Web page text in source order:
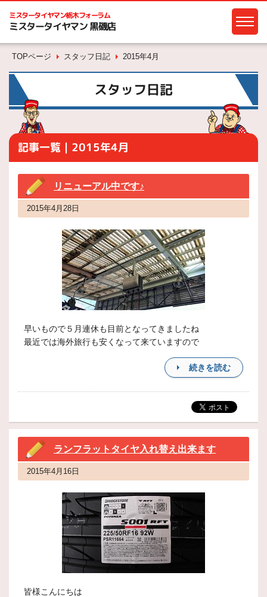
ミスタータイヤマン栃木フォーラム
ミスタータイヤマン 黒磯店
TOPページ スタッフ日記 2015年4月
スタッフ日記
記事一覧｜2015年4月
リニューアル中です♪
2015年4月28日
早いもので５月連休も目前となってきましたね
最近では海外旅行も安くなって来ていますので
続きを読む
ランフラットタイヤ入れ替え出来ます
2015年4月16日
皆様こんにちは